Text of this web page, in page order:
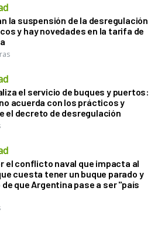
la suspensión de la desregulación
y hay novedades en la tarifa de
el servicio de buques y puertos:
acuerda con los prácticos y
el decreto de desregulación
el conflicto naval que impacta al
cuesta tener un buque parado y
de que Argentina pase a ser "país